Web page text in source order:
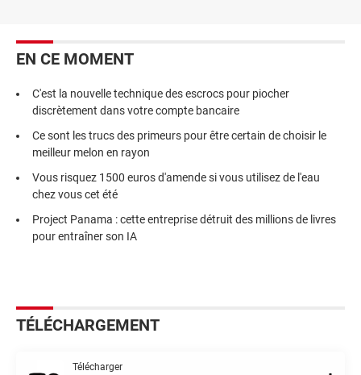
EN CE MOMENT
C'est la nouvelle technique des escrocs pour piocher
discrètement dans votre compte bancaire
Ce sont les trucs des primeurs pour être certain de choisir le
meilleur melon en rayon
Vous risquez 1500 euros d'amende si vous utilisez de l'eau
chez vous cet été
Project Panama : cette entreprise détruit des millions de livres
pour entraîner son IA
TÉLÉCHARGEMENT
Télécharger